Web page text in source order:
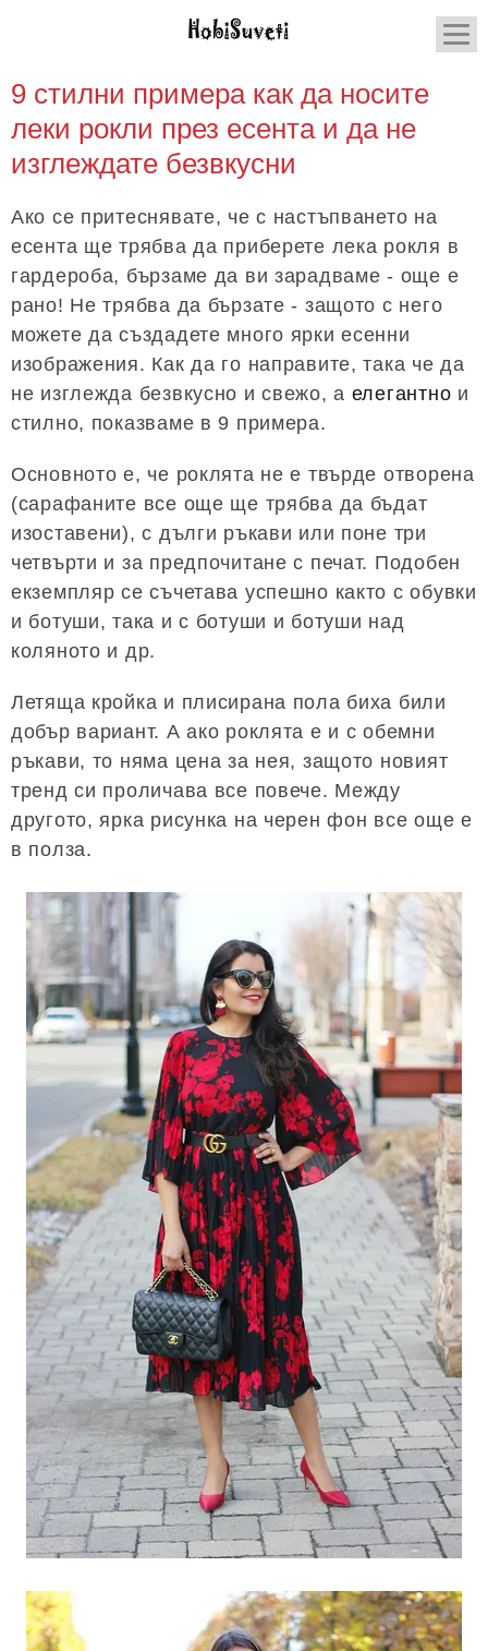
9 стилни примера как да носите
леки рокли през есента и да не
изглеждате безвкусни
Ако се притеснявате, че с настъпването на
есента ще трябва да приберете лека рокля в
гардероба, бързаме да ви зарадваме - още е
рано! Не трябва да бързате - защото с него
можете да създадете много ярки есенни
изображения. Как да го направите, така че да
не изглежда безвкусно и свежо, а елегантно и
стилно, показваме в 9 примера.
Основното е, че роклята не е твърде отворена
(сарафаните все още ще трябва да бъдат
изоставени), с дълги ръкави или поне три
четвърти и за предпочитане с печат. Подобен
екземпляр се съчетава успешно както с обувки
и ботуши, така и с ботуши и ботуши над
коляното и др.
Летяща кройка и плисирана пола биха били
добър вариант. А ако роклята е и с обемни
ръкави, то няма цена за нея, защото новият
тренд си проличава все повече. Между
другото, ярка рисунка на черен фон все още е
в полза.